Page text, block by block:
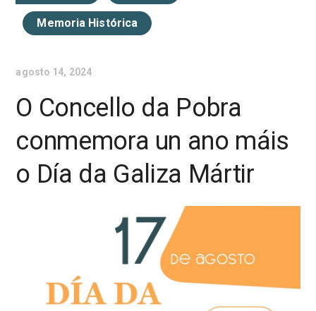
Memoria Histórica
agosto 14, 2024
O Concello da Pobra
conmemora un ano máis
o Día da Galiza Mártir